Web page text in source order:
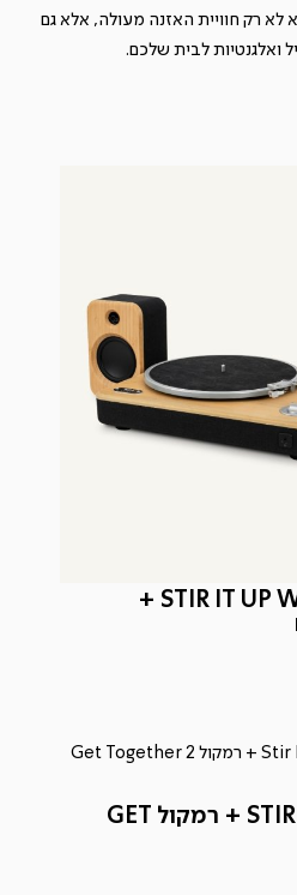
לא רק חוויית האזנה מעולה, אלא גם
ואלגנטיות לבית שלכם.
פטיפון STIR IT UP WIRELESS 2 +
פטיפון STIR IT UP LUX + רמקול GET